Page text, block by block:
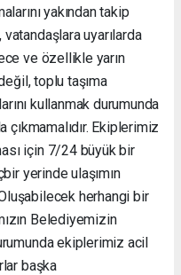
yakından takip
uyarılarda
ve özellikle yarın
toplu taşıma
kullanmak durumunda
Ekiplerimiz
için 7/24 büyük bir
yerinde ulaşımın
herhangi bir
Belediyemizin
ekiplerimiz acil
başka